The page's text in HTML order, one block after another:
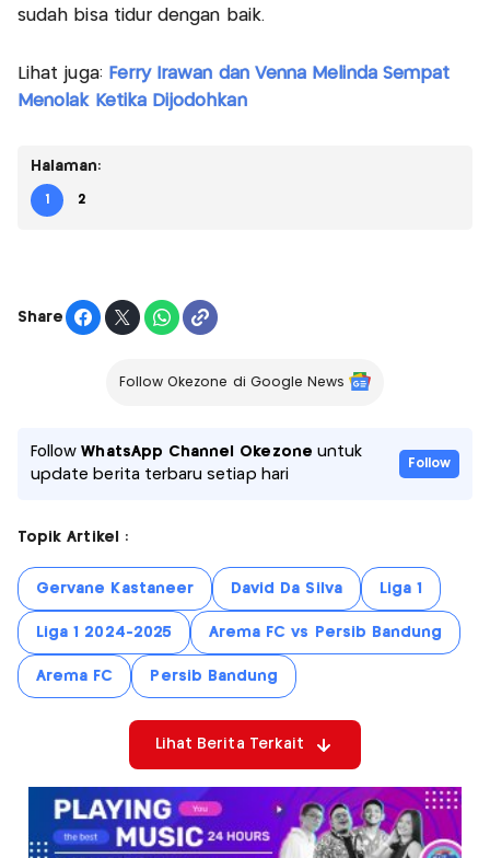
sudah bisa tidur dengan baik.
Lihat juga: Ferry Irawan dan Venna Melinda Sempat
Menolak Ketika Dijodohkan
Halaman:
1 2
Share
Follow Okezone di Google News
FollowWhatsApp Channel Okezone untuk
update berita terbaru setiap hari
Follow
Topik Artikel :
Gervane Kastaneer David Da Silva Liga 1
Liga 1 2024-2025 Arema FC vs Persib Bandung
Arema FC Persib Bandung
Lihat Berita Terkait